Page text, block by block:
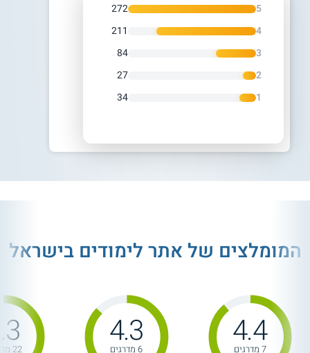
5
272
4
211
3
84
2
27
1
34
המומלצים של אתר לימודים בישראל
4.4
7 מדרגים 4.3
6 מדרגים 22 מדרגים